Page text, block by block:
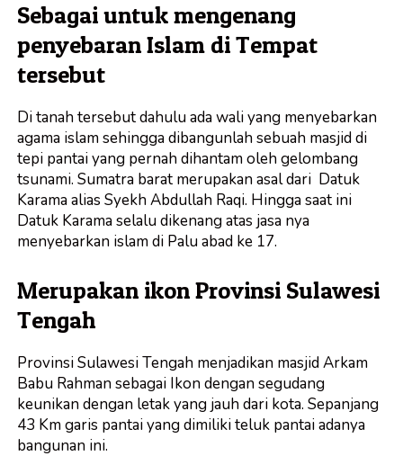
Sebagai untuk mengenang
penyebaran Islam di Tempat
tersebut
Di tanah tersebut dahulu ada wali yang menyebarkan
agama islam sehingga dibangunlah sebuah masjid di
tepi pantai yang pernah dihantam oleh gelombang
tsunami. Sumatra barat merupakan asal dari Datuk
Karama alias Syekh Abdullah Raqi. Hingga saat ini
Datuk Karama selalu dikenang atas jasa nya
menyebarkan islam di Palu abad ke 17.
Merupakan ikon Provinsi Sulawesi
Tengah
Provinsi Sulawesi Tengah menjadikan masjid Arkam
Babu Rahman sebagai Ikon dengan segudang
keunikan dengan letak yang jauh dari kota. Sepanjang
43 Km garis pantai yang dimiliki teluk pantai adanya
bangunan ini.